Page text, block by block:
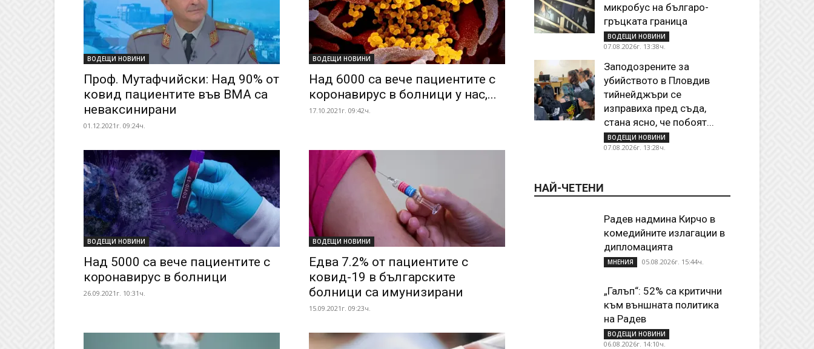
ВОДЕЩИ НОВИНИ
Проф. Мутафчийски: Над 90% от
ковид пациентите във ВМА са
неваксинирани
01.12.2021г. 09:24ч.
ВОДЕЩИ НОВИНИ
Над 6000 са вече пациентите с
коронавирус в болници у нас,...
17.10.2021г. 09:42ч.
ВОДЕЩИ НОВИНИ
Над 5000 са вече пациентите с
коронавирус в болници
26.09.2021г. 10:31ч.
ВОДЕЩИ НОВИНИ
Едва 7.2% от пациентите с
ковид-19 в българските
болници са имунизирани
15.09.2021г. 09:23ч.
микробус на българо-
гръцката граница
ВОДЕЩИ НОВИНИ
07.08.2026г. 13:38ч.
Заподозрените за
убийството в Пловдив
тийнейджъри се
изправиха пред съда,
стана ясно, че побоят...
ВОДЕЩИ НОВИНИ
07.08.2026г. 13:28ч.
НАЙ-ЧЕТЕНИ
Радев надмина Кирчо в
комедийните излагации в
дипломацията
МНЕНИЯ 05.08.2026г. 15:44ч.
„Галъп“: 52% са критични
към външната политика
на Радев
ВОДЕЩИ НОВИНИ
06.08.2026г. 14:10ч.